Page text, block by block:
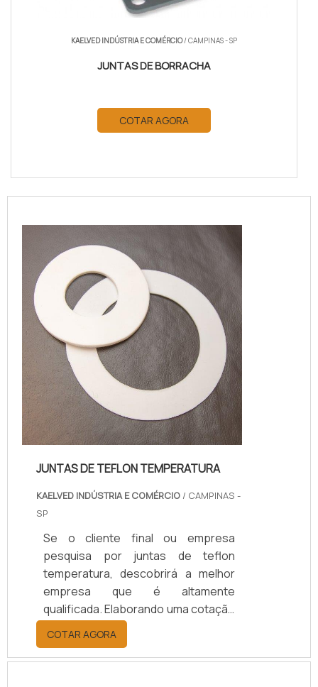
KAELVED INDÚSTRIA E COMÉRCIO/ CAMPINAS - SP
JUNTAS DE BORRACHA
COTAR AGORA
JUNTAS DE TEFLON TEMPERATURA
KAELVED INDÚSTRIA E COMÉRCIO / CAMPINAS -
SP
Se o cliente final ou empresa
pesquisa por juntas de teflon
temperatura, descobrirá a melhor
empresa que é altamente
qualificada. Elaborando uma cotação
por meio da plataforma e
descobrindo a melhor referência do
mercado.Sim, aqui é o lugar certo!
COTAR AGORA